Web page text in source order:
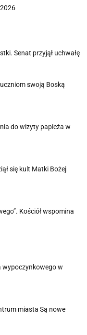
Senat przyjął uchwałę
swoją Boską
do wizyty papieża w
się kult Matki Bożej
Kościół wspomina
wypoczynkowego w
miasta Są nowe